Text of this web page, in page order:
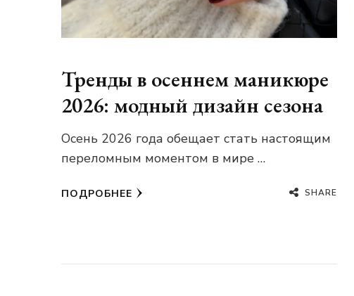
Тренды в осеннем маникюре
2026: модный дизайн сезона
Осень 2026 года обещает стать настоящим
переломным моментом в мире …
ПОДРОБНЕЕ SHARE